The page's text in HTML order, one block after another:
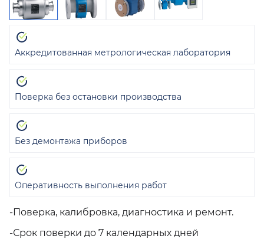
-Поверка, калибровка, диагностика и ремонт.
-Срок поверки до 7 календарных дней
Аккредитованная метрологическая лаборатория
Поверка без остановки производства
Без демонтажа приборов
Оперативность выполнения работ